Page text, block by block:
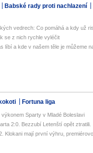
Babské rady proti nachlazení
vedrech: Co pomáhá a kdy už
se z nich rychle vyléčit
líbí a kde v našem těle je můžeme
Fortuna liga
Sparty v Mladé Boleslavi
2:0. Bezzubí Letenští opět ztratili.
Klokani mají první výhru,